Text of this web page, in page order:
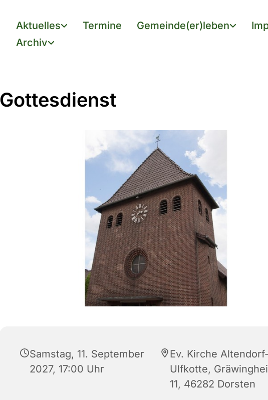
Aktuelles Termine Gemeinde(er)leben
Archiv
Gottesdienst
Samstag, 11. September
2027, 17:00 Uhr
Ev. Kirche Altendorf-
Ulfkotte,
11, 46282 Dorsten